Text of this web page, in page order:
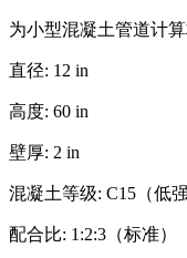
为小型混凝土管道计
直径: 12 in
高度: 60 in
壁厚: 2 in
混凝土等级: C15（低强
配合比: 1:2:3（标准）